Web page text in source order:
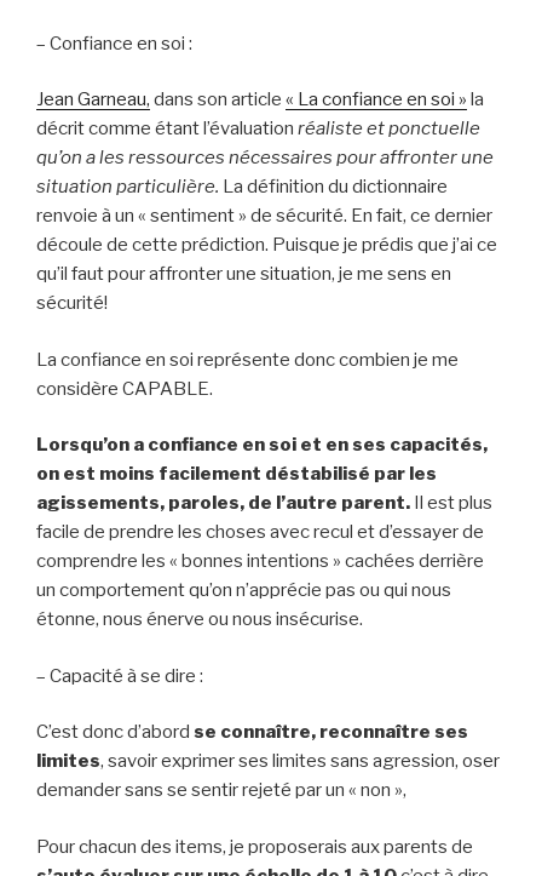
– Confiance en soi :
Jean Garneau, dans son article « La confiance en soi » la
décrit comme étant l’évaluation réaliste et ponctuelle
qu’on a les ressources nécessaires pour affronter une
situation particulière. La définition du dictionnaire
renvoie à un « sentiment » de sécurité. En fait, ce dernier
découle de cette prédiction. Puisque je prédis que j’ai ce
qu’il faut pour affronter une situation, je me sens en
sécurité!
La confiance en soi représente donc combien je me
considère CAPABLE.
Lorsqu’on a confiance en soi et en ses capacités,
on est moins facilement déstabilisé par les
agissements, paroles, de l’autre parent. Il est plus
facile de prendre les choses avec recul et d’essayer de
comprendre les « bonnes intentions » cachées derrière
un comportement qu’on n’apprécie pas ou qui nous
étonne, nous énerve ou nous insécurise.
– Capacité à se dire :
C’est donc d’abord se connaître, reconnaître ses
limites, savoir exprimer ses limites sans agression, oser
demander sans se sentir rejeté par un « non »,
Pour chacun des items, je proposerais aux parents de